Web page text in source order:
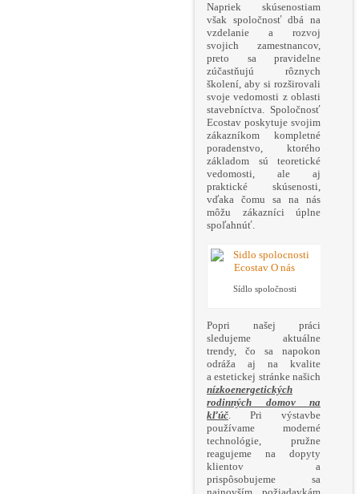
Napriek skúsenostiam
však spoločnosť dbá na
vzdelanie a rozvoj
svojich zamestnancov,
preto sa pravidelne
zúčastňujú rôznych
školení, aby si rozširovali
svoje vedomosti z oblasti
stavebníctva. Spoločnosť
Ecostav poskytuje svojim
zákazníkom kompletné
poradenstvo, ktorého
základom sú teoretické
vedomosti, ale aj
praktické skúsenosti,
vďaka čomu sa na nás
môžu zákazníci úplne
spoľahnúť.
Sídlo spoločnosti
Popri našej práci
sledujeme aktuálne
trendy, čo sa napokon
odráža aj na kvalite
a estetickej stránke našich
nízkoenergetických
rodinných domov na
kľúč. Pri výstavbe
používame moderné
technológie, pružne
reagujeme na dopyty
klientov a
prispôsobujeme sa